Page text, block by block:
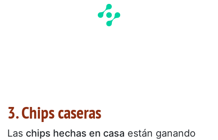
3. Chips caseras
Las chips hechas en casa están ganando